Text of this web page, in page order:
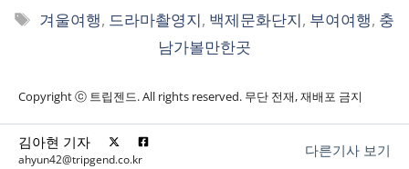
태
겨울여행, 드라마촬영지, 백제문화단지, 부여여행, 충
남가볼만한곳
Copyright ⓒ 트립젠드. All rights reserved. 무단 전재, 재배포 금지
김아현 기자
ahyun42@tripgend.co.kr
다른기사 보기